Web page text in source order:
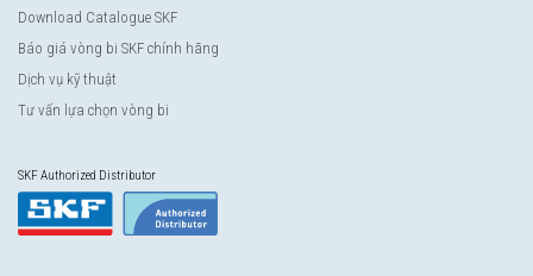
Download Catalogue SKF
Báo giá vòng bi SKF chính hãng
Dịch vụ kỹ thuật
Tư vấn lựa chọn vòng bi
SKF Authorized Distributor